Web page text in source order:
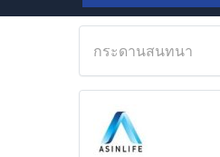
กระดานสนทนา